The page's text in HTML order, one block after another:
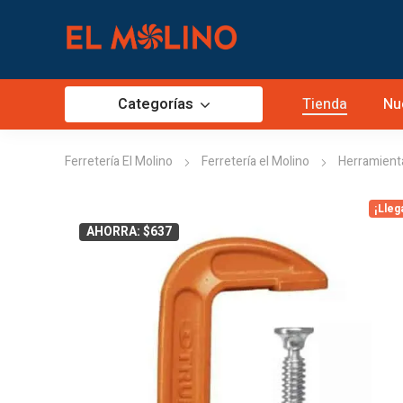
Categorías Tienda
Ferretería El Molino Ferretería el Molino
AHORRA: $637